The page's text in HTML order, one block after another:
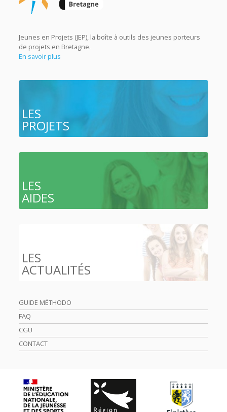
Jeunes en Projets (JEP), la boîte à outils des jeunes porteurs
de projets en Bretagne.
En savoir plus
LES
PROJETS
LES
AIDES
LES
ACTUALITÉS
GUIDE MÉTHODO
FAQ
CGU
CONTACT